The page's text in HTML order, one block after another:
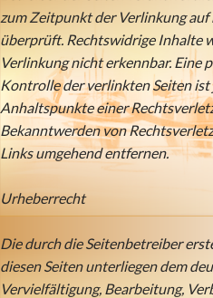
zum Zeitpunkt der Verlinkung
überprüft. Rechtswidrige Inhalte
Verlinkung nicht erkennbar. Eine
Kontrolle der verlinkten Seiten
Anhaltspunkte einer
Bekanntwerden von
Links umgehend entfernen.
Urheberrecht
Die durch die Seitenbetreiber
diesen Seiten unterliegen dem
Vervielfältigung, Bearbeitung,